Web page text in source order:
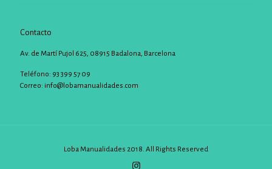
Contacto
Av. de Martí Pujol 625, 08915 Badalona, Barcelona
Teléfono: 93 399 57 09
Correo: info@lobamanualidades.com
Loba Manualidades 2018. All Rights Reserved